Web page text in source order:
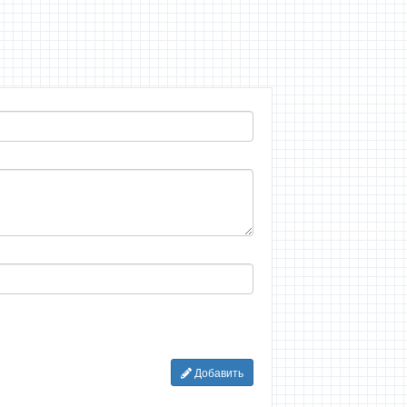
Добавить